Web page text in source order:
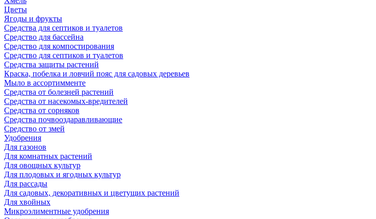
Цветы
Ягоды и фрукты
Средства для септиков и туалетов
Средство для бассейна
Средство для компостирования
Средство для септиков и туалетов
Средства защиты растений
Краска, побелка и ловчий пояс для садовых деревьев
Мыло в ассортимменте
Средства от болезней растений
Средства от насекомых-вредителей
Средства от сорняков
Средства почвооздаравливающие
Средство от змей
Удобрения
Для газонов
Для комнатных растений
Для овощных культур
Для плодовых и ягодных культур
Для рассады
Для садовых, декоративных и цветущих растений
Для хвойных
Микроэлиментные удобрения